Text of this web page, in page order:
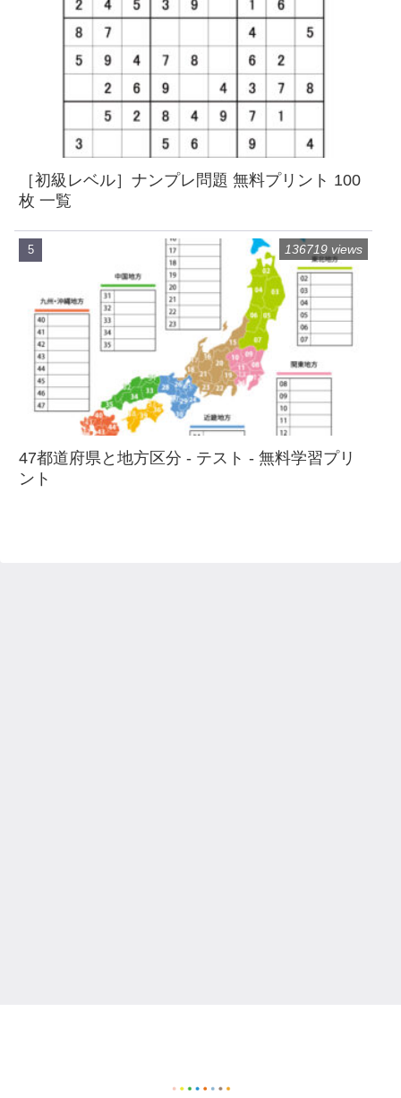
［初級レベル］ナンプレ問題 無料プリント 100
枚 一覧
47都道府県と地方区分 - テスト - 無料学習プリ
ント
136719 views